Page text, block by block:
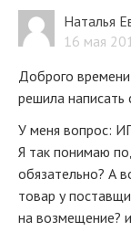
Наталья
16 мая
Доброго
решила написать
У меня вопрос:
Я так понимаю
обязательно? А
товар у
на возмещение?